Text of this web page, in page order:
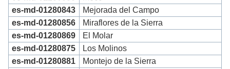
es-md-01280843
Mejorada del Campo
es-md-01280856
Miraflores de la Sierra
es-md-01280869
El Molar
es-md-01280875
Los Molinos
es-md-01280881
Montejo de la Sierra